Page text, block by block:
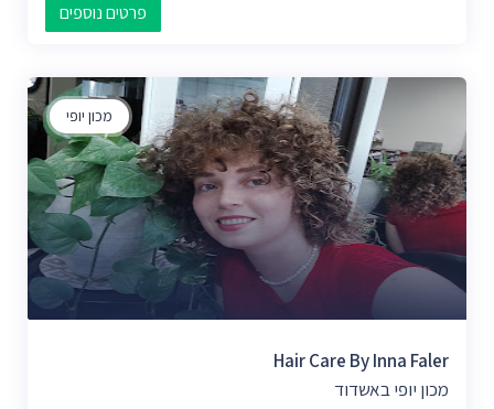
פרטים נוספים
מכון יופי
Hair Care By Inna Faler
מכון יופי באשדוד